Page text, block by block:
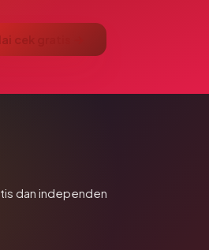
cek gratis →
dan independen